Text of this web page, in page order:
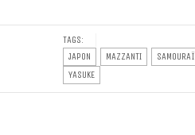
TAGS:
JAPON
MAZZANTI SAMOURAÏ
YASUKE